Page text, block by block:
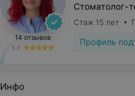
14 отзывов
5.0
Стоматолог-
Стаж 15 лет •
Профиль
Инфо